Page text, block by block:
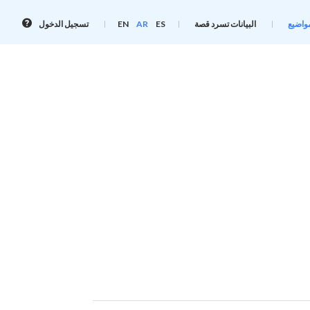
البيانات تسرد قصة EN AR ES تسجيل الدخول